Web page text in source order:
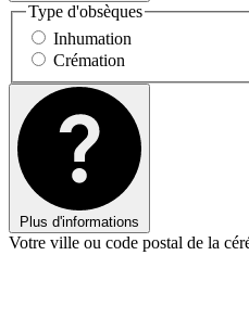
Type d'obsèques
Inhumation
Crémation
Plus d'informations
Votre ville ou code postal de la